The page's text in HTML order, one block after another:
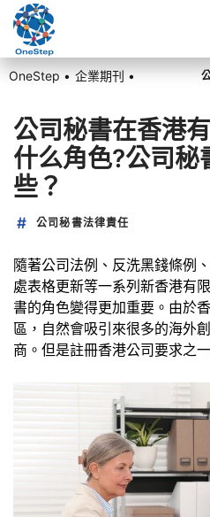
香港公司註冊
香港公司周年申報
記賬報稅
其他
前往OneStep
OneStep • 企業期刊 •
公司秘書在香港
什么角色?公司秘
些？
公司秘書法律責任
隨著公司法例、反洗黑錢條例
處表格更新等一系列新香港有
書的角色變得更加重要。由於
區，自然會吸引來很多的海外
商。但是註冊香港公司要求之